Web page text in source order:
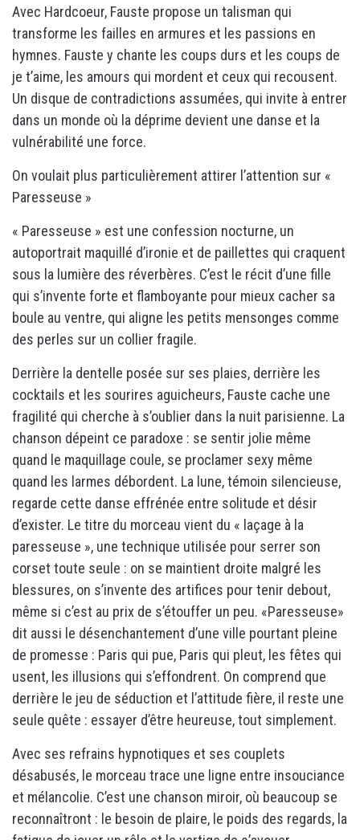
Avec Hardcoeur, Fauste propose un talisman qui
transforme les failles en armures et les passions en
hymnes. Fauste y chante les coups durs et les coups de
je t’aime, les amours qui mordent et ceux qui recousent.
Un disque de contradictions assumées, qui invite à entrer
dans un monde où la déprime devient une danse et la
vulnérabilité une force.
On voulait plus particulièrement attirer l’attention sur «
Paresseuse »
« Paresseuse » est une confession nocturne, un
autoportrait maquillé d’ironie et de paillettes qui craquent
sous la lumière des réverbères. C’est le récit d’une fille
qui s’invente forte et flamboyante pour mieux cacher sa
boule au ventre, qui aligne les petits mensonges comme
des perles sur un collier fragile.
Derrière la dentelle posée sur ses plaies, derrière les
cocktails et les sourires aguicheurs, Fauste cache une
fragilité qui cherche à s’oublier dans la nuit parisienne. La
chanson dépeint ce paradoxe : se sentir jolie même
quand le maquillage coule, se proclamer sexy même
quand les larmes débordent. La lune, témoin silencieuse,
regarde cette danse effrénée entre solitude et désir
d’exister. Le titre du morceau vient du « laçage à la
paresseuse », une technique utilisée pour serrer son
corset toute seule : on se maintient droite malgré les
blessures, on s’invente des artifices pour tenir debout,
même si c’est au prix de s’étouffer un peu. «Paresseuse»
dit aussi le désenchantement d’une ville pourtant pleine
de promesse : Paris qui pue, Paris qui pleut, les fêtes qui
usent, les illusions qui s’effondrent. On comprend que
derrière le jeu de séduction et l’attitude fière, il reste une
seule quête : essayer d’être heureuse, tout simplement.
Avec ses refrains hypnotiques et ses couplets
désabusés, le morceau trace une ligne entre insouciance
et mélancolie. C’est une chanson miroir, où beaucoup se
reconnaîtront : le besoin de plaire, le poids des regards, la